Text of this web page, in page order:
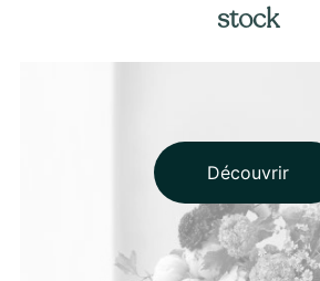
stock
Découvrir